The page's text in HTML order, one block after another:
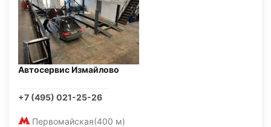
Автосервис Измайлово
+7 (495) 021-25-26
Первомайская(400 м)